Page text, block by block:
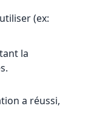
(ex:
la
a réussi,